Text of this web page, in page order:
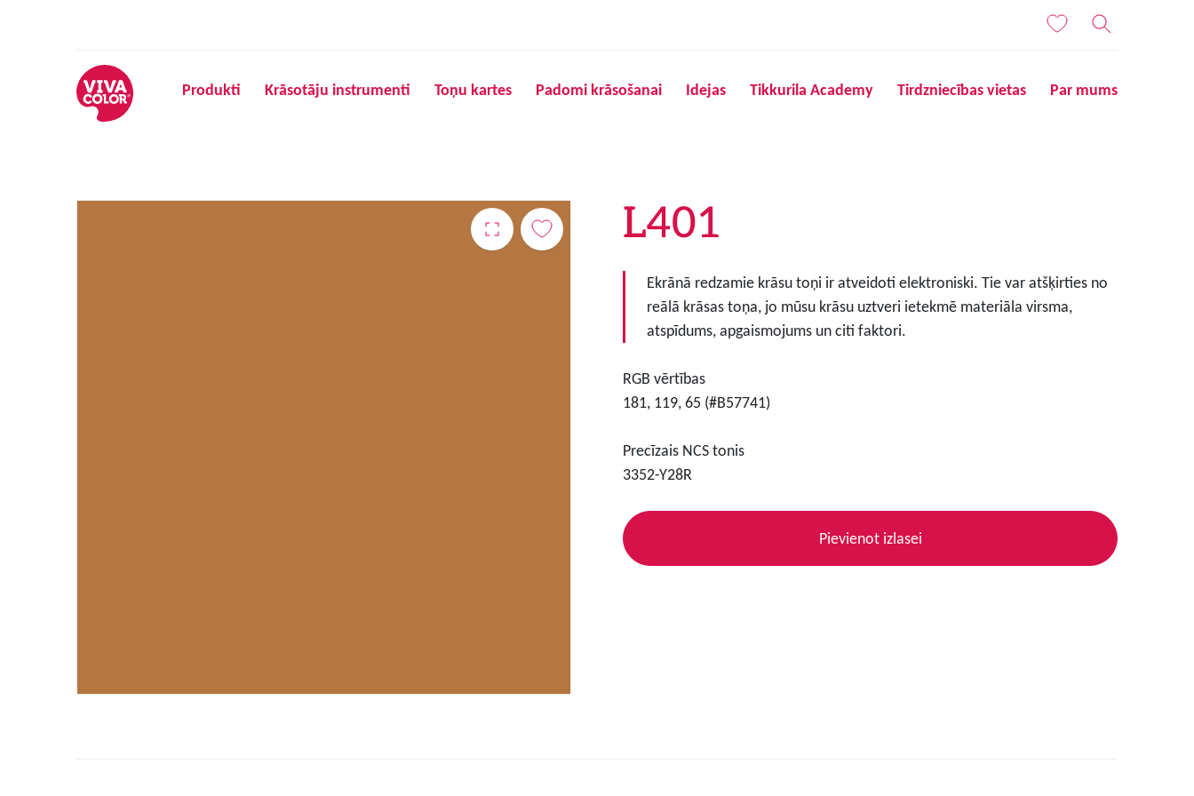
Produkti Krāsotāju instrumenti Toņu kartes Padomi krāsošanai Idejas Tikkurila Academy Tirdzniecības vietas Par mums
L401
Ekrānā redzamie krāsu toņi ir atveidoti elektroniski. Tie var atšķirties no
reālā krāsas toņa, jo mūsu krāsu uztveri ietekmē materiāla virsma,
atspīdums, apgaismojums un citi faktori.
RGB vērtības
181, 119, 65 (#B57741)
Precīzais NCS tonis
3352-Y28R
Pievienot izlasei